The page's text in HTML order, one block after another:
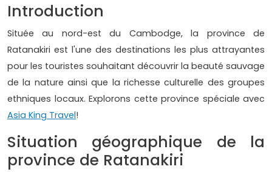
Introduction
Située au nord-est du Cambodge, la province de
Ratanakiri est l'une des destinations les plus attrayantes
pour les touristes souhaitant découvrir la beauté sauvage
de la nature ainsi que la richesse culturelle des groupes
ethniques locaux. Explorons cette province spéciale avec
Asia King Travel!
Situation géographique de la
province de Ratanakiri